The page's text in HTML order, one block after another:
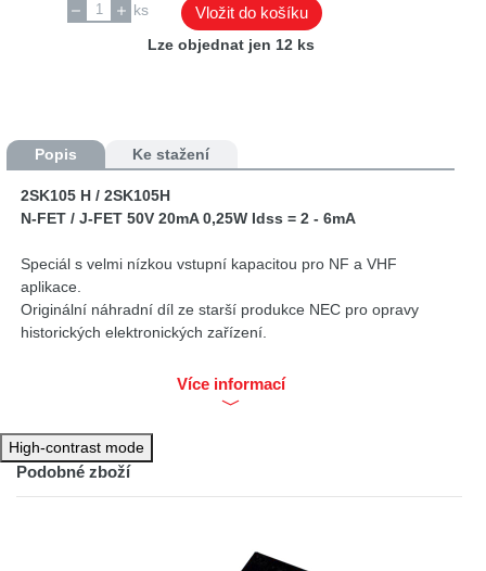
ks Vložit do košíku
Lze objednat jen 12 ks
Popis Ke stažení
2SK105 H / 2SK105H
N-FET / J-FET 50V 20mA 0,25W Idss = 2 - 6mA
Speciál s velmi nízkou vstupní kapacitou pro NF a VHF
aplikace.
Originální náhradní díl ze starší produkce NEC pro opravy
historických elektronických zařízení.
Není přímo zaměnitelný za 2SK105F
Více informací
High-contrast mode
Podobné zboží